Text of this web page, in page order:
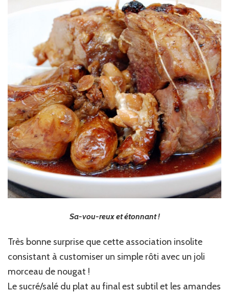
nougat
&
pommes
terre
Sa-vou-reux et étonnant !
Très bonne surprise que cette association insolite
consistant à customiser un simple rôti avec un joli
morceau de nougat !
Le sucré/salé du plat au final est subtil et les amandes